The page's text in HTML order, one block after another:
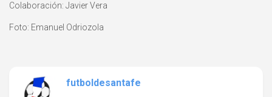
Colaboración: Javier Vera
Foto: Emanuel Odriozola
futboldesantafe